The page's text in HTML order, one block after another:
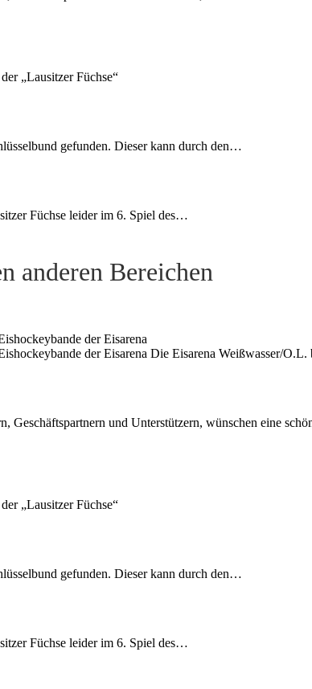
„Lausitzer Füchse“
gefunden. Dieser kann durch den…
Füchse leider im 6. Spiel des…
anderen Bereichen
der Eisarena
der Eisarena Die Eisarena Weißwasser/
Geschäftspartnern und Unterstützern, wünschen eine
„Lausitzer Füchse“
gefunden. Dieser kann durch den…
Füchse leider im 6. Spiel des…